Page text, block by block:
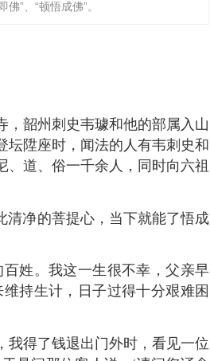
”、“顿悟成佛”。
韶州刺史韦璩和他的部属入山
坛陞座时，闻法的人有韦刺史和
道、俗一千余人，同时向六祖
净的菩提心，当下就能了悟成
姓。我这一生很不幸，父亲早
持生计，日子过得十分艰难困
得了钱退出门外时，看见一位